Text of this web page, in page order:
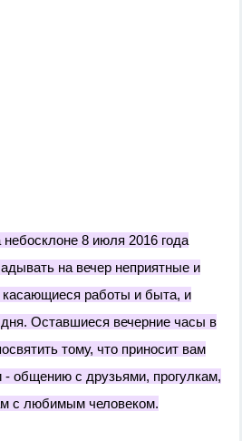
8 июля 2016 года
на вечер неприятные и
касающиеся работы и быта, и
Оставшиеся вечерние часы в
тому, что приносит вам
общению с друзьями, прогулкам,
с любимым человеком.